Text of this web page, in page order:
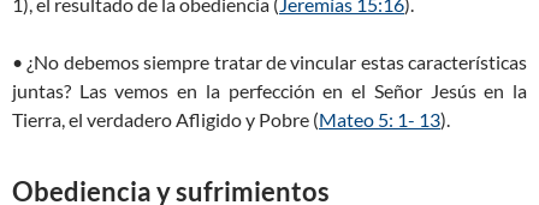
• ¿No debemos siempre tratar de vincular estas características
juntas? Las vemos en la perfección en el Señor Jesús en la
Tierra, el verdadero Afligido y Pobre (Mateo 5: 1- 13).
Obediencia y sufrimientos